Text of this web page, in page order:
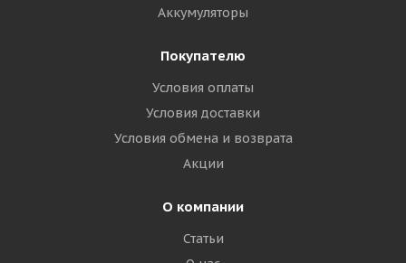
Аккумуляторы
Покупателю
Условия оплаты
Условия доставки
Условия обмена и возврата
Акции
О компании
Статьи